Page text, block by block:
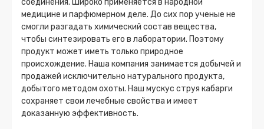
медицине и парфюмерном деле. До сих пор ученые не
смогли разгадать химический состав вещества,
чтобы синтезировать его в лаборатории. Поэтому
продукт может иметь только природное
происхождение. Наша компания занимается добычей и
продажей исключительно натурального продукта,
добытого методом охоты. Наш мускус струя кабарги
сохраняет свои лечебные свойства и имеет
доказанную эффективность.